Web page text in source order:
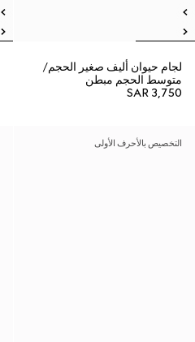
لجام حيوان أليف صغير الحجم/
متوسط الحجم مبطن
SAR 3,750
التخصيص بالأحرف الأولى